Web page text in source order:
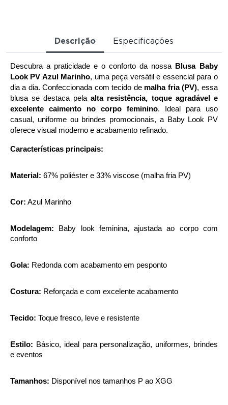
Descrição Especificações
Descubra a praticidade e o conforto da nossa
Blusa Baby
Look PV Azul Marinho, uma peça versátil e essencial para o
dia a dia. Confeccionada com tecido de malha fria (PV), essa
blusa se destaca pela alta resistência, toque agradável e
excelente caimento no corpo feminino. Ideal para uso
casual, uniforme ou brindes promocionais, a Baby Look PV
oferece visual moderno e acabamento refinado.
Características principais:
Material: 67% poliéster e 33% viscose (malha fria PV)
Cor: Azul Marinho
Modelagem: Baby look feminina, ajustada ao corpo com
conforto
Gola: Redonda com acabamento em pesponto
Costura: Reforçada e com excelente acabamento
Tecido: Toque fresco, leve e resistente
Estilo: Básico, ideal para personalização, uniformes, brindes
e eventos
Tamanhos: Disponível nos tamanhos P ao XGG